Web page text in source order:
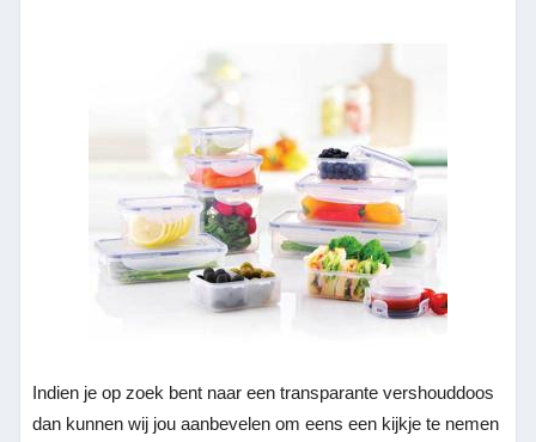
Indien je op zoek bent naar een transparante vershouddoos
dan kunnen wij jou aanbevelen om eens een kijkje te nemen